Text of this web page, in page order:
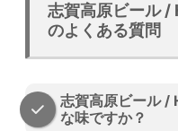
志賀高原ビール
のよくある質問
志賀高原ビール /
な味ですか？